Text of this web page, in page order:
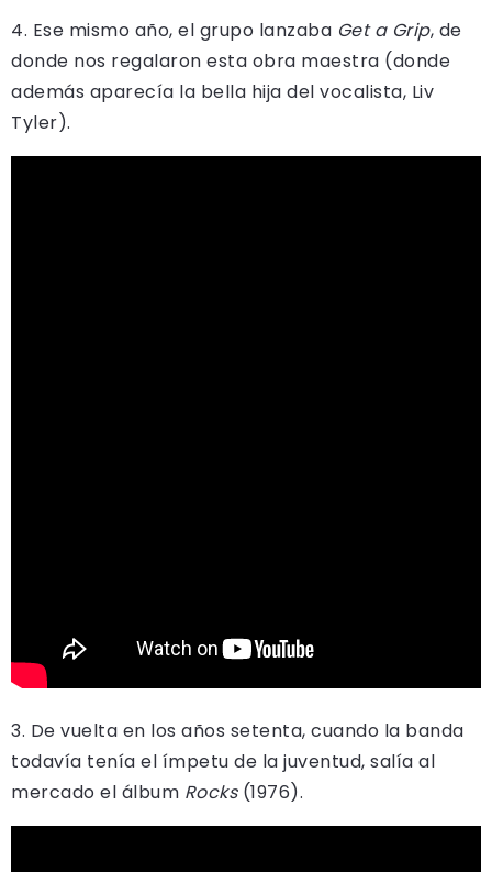
4. Ese mismo año, el grupo lanzaba Get a Grip, de
donde nos regalaron esta obra maestra (donde
además aparecía la bella hija del vocalista, Liv
Tyler).
3. De vuelta en los años setenta, cuando la banda
todavía tenía el ímpetu de la juventud, salía al
mercado el álbum Rocks(1976).